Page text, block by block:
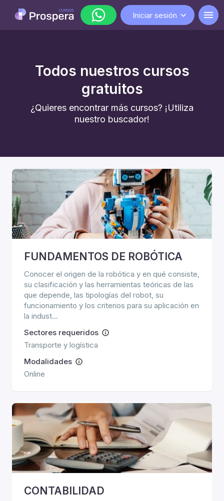
lunes a viernes de 9:00 a 18:00
Iniciar sesión
Todos nuestros cursos
gratuitos
¿Quieres encontrar más cursos? ¡Utiliza
nuestro buscador!
FUNDAMENTOS DE ROBÓTICA
Conocer el origen de la robótica y en qué consiste,
su clasificación y las herramientas teóricas de las
que depende, las tipologías del robot, su
funcionamiento y los criterios para su aplicación en
la indust...
Sectores requeridos
Transporte y logística
Modalidades
Online
CONTABILIDAD